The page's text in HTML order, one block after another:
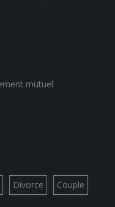
mutuel
Divorce Couple